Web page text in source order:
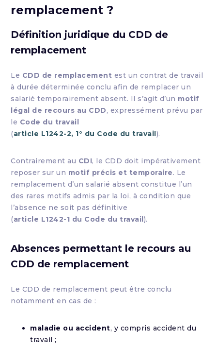
remplacement ?
Définition juridique du CDD de
remplacement
Le CDD de remplacement est un contrat de travail
à durée déterminée conclu afin de remplacer un
salarié temporairement absent. Il s’agit d’un motif
légal de recours au CDD, expressément prévu par
le Code du travail
(article L1242-2, 1° du Code du travail).
Contrairement au CDI, le CDD doit impérativement
reposer sur un motif précis et temporaire. Le
remplacement d’un salarié absent constitue l’un
des rares motifs admis par la loi, à condition que
l’absence ne soit pas définitive
(article L1242-1 du Code du travail).
Absences permettant le recours au
CDD de remplacement
Le CDD de remplacement peut être conclu
notamment en cas de :
maladie ou accident, y compris accident du
travail ;